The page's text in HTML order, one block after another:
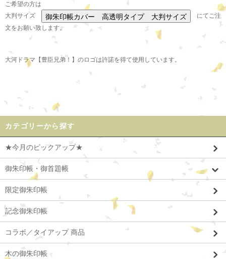
ご希望の方は
大判サイズ
にてご注
文をお願い致します。
大河ドラマ【豊臣兄弟！】のロゴは許諾を得て使用しています。
カテゴリーから探す
★今月のピックアップ★
御朱印帳・御首題帳
限定御朱印帳
記念御朱印帳
コラボ／タイアップ 商品
木の御朱印帳